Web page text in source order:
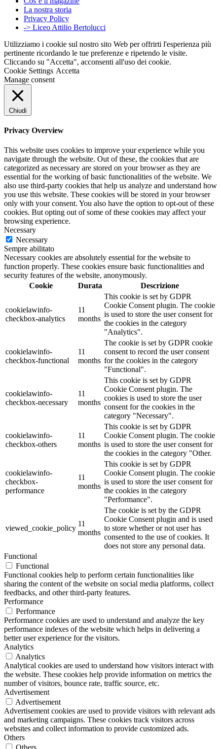
La nostra storia
Privacy Policy
-> Liceo Attilio Bertolucci
Utilizziamo i cookie sul nostro sito Web per offrirti l'esperienza più
pertinente ricordando le tue preferenze e ripetendo le visite.
Cliccando su "Accetta", acconsenti all'uso dei cookie.
Cookie Settings Accetta
Manage consent
Chiudi
Privacy Overview
This website uses cookies to improve your experience while you
navigate through the website. Out of these, the cookies that are
categorized as necessary are stored on your browser as they are
essential for the working of basic functionalities of the website. We
also use third-party cookies that help us analyze and understand how
you use this website. These cookies will be stored in your browser
only with your consent. You also have the option to opt-out of these
cookies. But opting out of some of these cookies may affect your
browsing experience.
Necessary
Necessary
Sempre abilitato
Necessary cookies are absolutely essential for the website to
function properly. These cookies ensure basic functionalities and
security features of the website, anonymously.
Cookie
Durata Descrizione
cookielawinfo-
checkbox-analytics
11
months
This cookie is set by GDPR
Cookie Consent plugin. The cookie
is used to store the user consent for
the cookies in the category
"Analytics".
cookielawinfo-
checkbox-functional
11
months
The cookie is set by GDPR cookie
consent to record the user consent
for the cookies in the category
"Functional".
cookielawinfo-
checkbox-necessary
11
months
This cookie is set by GDPR
Cookie Consent plugin. The
cookies is used to store the user
consent for the cookies in the
category "Necessary".
cookielawinfo-
checkbox-others
11
months
This cookie is set by GDPR
Cookie Consent plugin. The cookie
is used to store the user consent for
the cookies in the category "Other.
cookielawinfo-
checkbox-
performance
11
months
This cookie is set by GDPR
Cookie Consent plugin. The cookie
is used to store the user consent for
the cookies in the category
"Performance".
viewed_cookie_policy
11
months
The cookie is set by the GDPR
Cookie Consent plugin and is used
to store whether or not user has
consented to the use of cookies. It
does not store any personal data.
Functional
Functional
Functional cookies help to perform certain functionalities like
sharing the content of the website on social media platforms, collect
feedbacks, and other third-party features.
Performance
Performance
Performance cookies are used to understand and analyze the key
performance indexes of the website which helps in delivering a
better user experience for the visitors.
Analytics
Analytics
Analytical cookies are used to understand how visitors interact with
the website. These cookies help provide information on metrics the
number of visitors, bounce rate, traffic source, etc.
Advertisement
Advertisement
Advertisement cookies are used to provide visitors with relevant ads
and marketing campaigns. These cookies track visitors across
websites and collect information to provide customized ads.
Others
Others